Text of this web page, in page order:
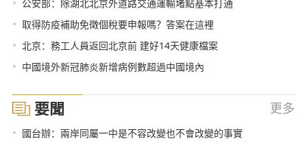
公安部：除湖北北京外道路交通運輸堵點基本打通
• 取得防疫補助免徵個稅要申報嗎？答案在這裡
• 北京：務工人員返回北京前 建好14天健康檔案
• 中國境外新冠肺炎新增病例數超過中國境內
要聞 更多
• 國台辦：兩岸同屬一中是不容改變也不會改變的事實